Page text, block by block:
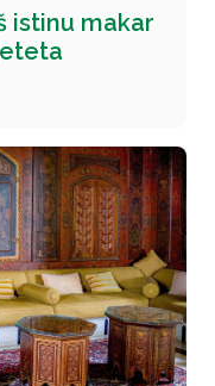
istinu makar